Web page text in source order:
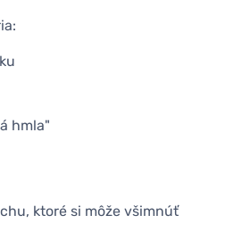
hmla"
ktoré si môže všimnúť